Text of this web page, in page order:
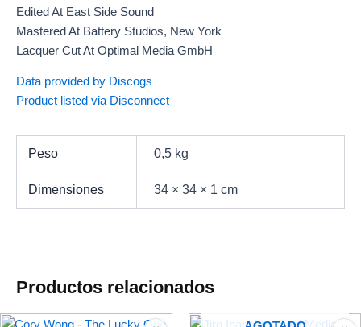
Edited At East Side Sound
Mastered At Battery Studios, New York
Lacquer Cut At Optimal Media GmbH
Data provided by Discogs
Product listed via Disconnect
Peso 0,5 kg
Dimensiones 34 × 34 × 1 cm
Productos relacionados